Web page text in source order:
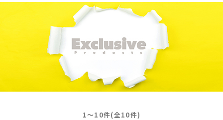
1〜10件(全10件)